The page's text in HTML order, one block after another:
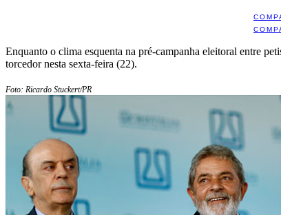
Enquanto o clima esquenta na pré-campanha eleitoral entre
torcedor nesta sexta-feira (22).
Foto: Ricardo Stuckert/PR